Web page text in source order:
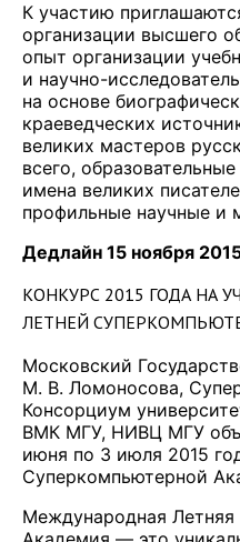
К участию
организации высшего
опыт организации
и научно-
на основе
краеведческих
великих мастеров
всего,
имена великих
профильные научные и
Дедлайн 15 ноября
КОНКУРС 2015 ГОДА НА
ЛЕТНЕЙ
Московский
М. В. Ломоносова,
Консорциум
ВМК МГУ, НИВЦ МГУ
июня по 3 июля 2015
Суперкомпьютерной
Международная